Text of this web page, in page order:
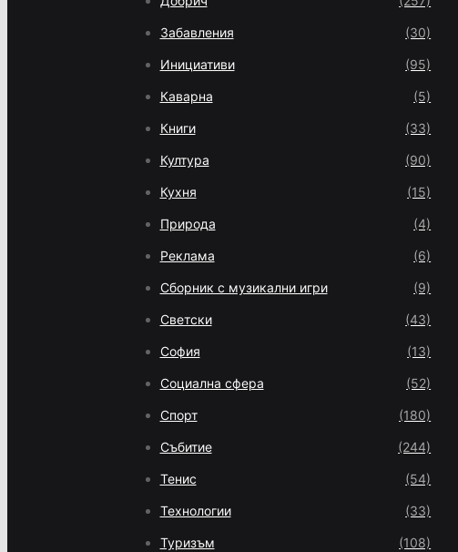
Забавления (30)
Инициативи (95)
Каварна (5)
Книги (33)
Култура (90)
Кухня (15)
Природа (4)
Реклама (6)
Сборник с музикални игри (9)
Светски (43)
София (13)
Социална сфера (52)
Спорт (180)
Събитие (244)
Тенис (54)
Технологии (33)
Туризъм (108)